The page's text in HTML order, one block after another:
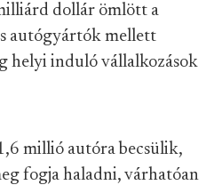
dollár ömlött a
autógyártók mellett
helyi induló vállalkozások
millió autóra becsülik,
fogja haladni, várhatóan